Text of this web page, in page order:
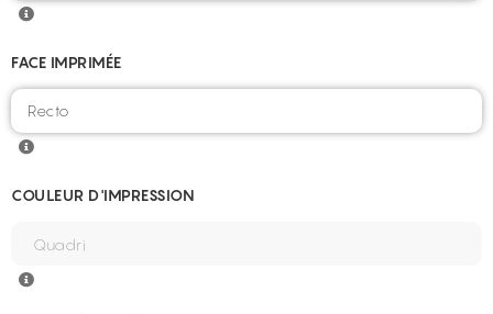
FACE IMPRIMÉE
COULEUR D'IMPRESSION